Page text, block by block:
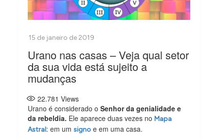
Urano nas casas – Veja qual setor
da sua vida está sujeito a
mudanças
22.781 Views
Urano é considerado oSenhor da genialidade e
da rebeldia. Ele aparece duas vezes noMapa
Astral: em umsigno e em uma casa.